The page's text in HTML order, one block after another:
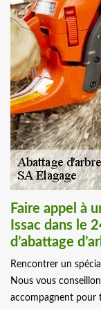
Faire appel à
Issac dans le
d’abattage
Rencontrer un
Nous vous
accompagnent pour